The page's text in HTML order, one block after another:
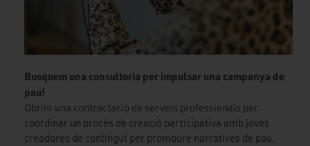
Busquem una consultoria per impulsar una campanya de
pau!
Obrim una contractació de serveis professionals per
coordinar un procés de creació participativa amb joves
creadores de contingut per promoure narratives de pau.